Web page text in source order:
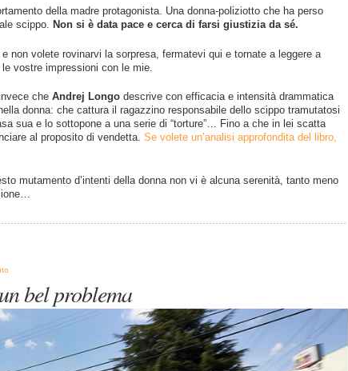
della madre protagonista. Una donna-poliziotto che ha perso
scippo. Non si è data pace e cerca di farsi giustizia da sé.
non volete rovinarvi la sorpresa, fermatevi qui e tornate a leggere a
vostre impressioni con le mie.
che Andrej Longo descrive con efficacia e intensità drammatica
donna: che cattura il ragazzino responsabile dello scippo tramutatosi
sua e lo sottopone a una serie di “torture”… Fino a che in lei scatta
al proposito di vendetta. Se volete un’analisi approfondita del libro,
mutamento d’intenti della donna non vi è alcuna serenità, tanto meno
bel problema